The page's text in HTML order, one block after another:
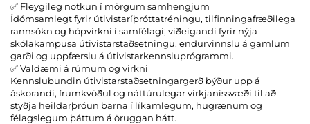
✅ Fleygileg notkun í mörgum samhengjum
Ídómsamlegt fyrir útivistaríþróttatréningu, tilfinningafræðilega
rannsókn og hópvirkni í samfélagi; viðeigandi fyrir nýja
skólakampusa útivistarstaðsetningu, endurvinnslu á gamlum
garði og uppfærslu á útivistarkennsluprógrammi.
✅ Valdæmi á rúmum og virkni
Kennslubundin útivistarstaðsetningargerð býður upp á
áskorandi, frumkvöðul og náttúrulegar virkjanissvæði til að
styðja heildarþróun barna í líkamlegum, hugrænum og
félagslegum þáttum á öruggan hátt.